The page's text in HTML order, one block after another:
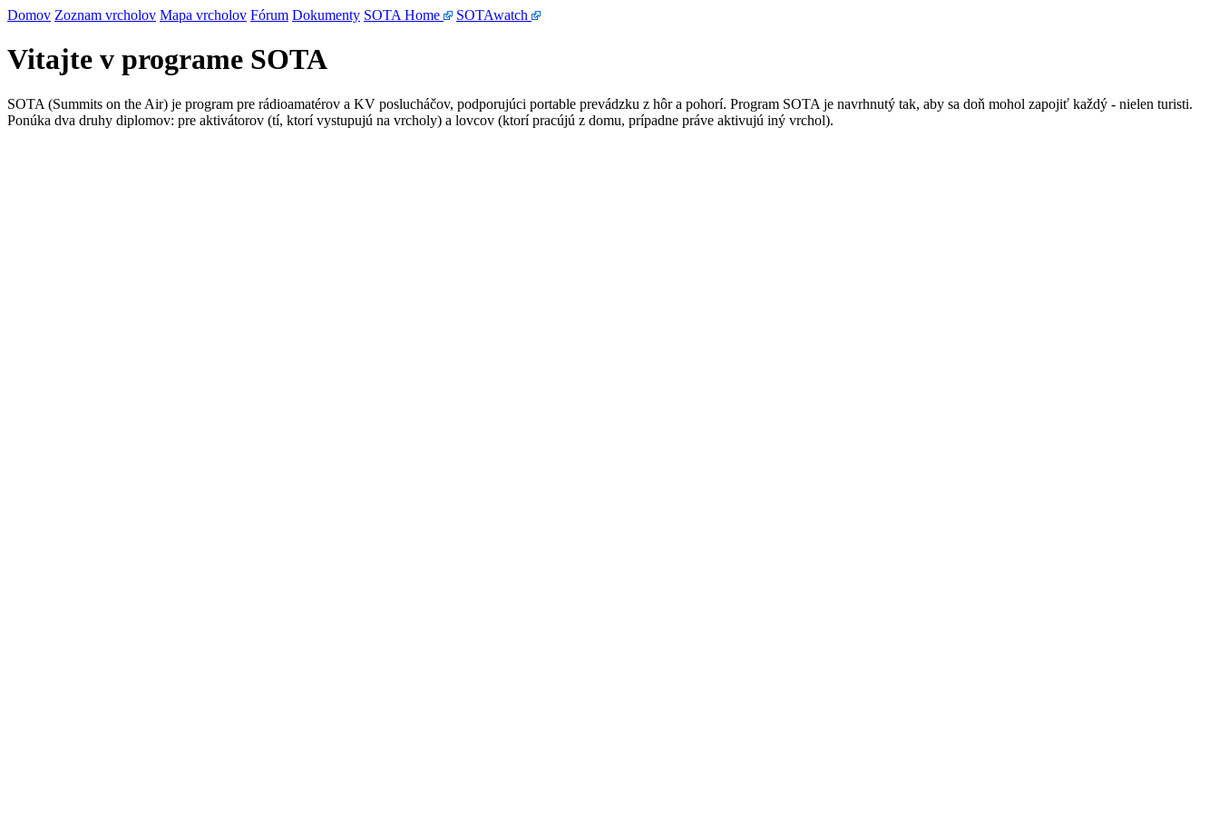
Domov Zoznam vrcholov Mapa vrcholov Fórum Dokumenty SOTA Home SOTAwatch
Vitajte v programe SOTA
SOTA (Summits on the Air) je program pre rádioamatérov a KV poslucháčov, podporujúci portable prevádzku z hôr a pohorí. Program SOTA je navrhnutý tak, aby sa doň mohol zapojiť každý - nielen turisti.
Ponúka dva druhy diplomov: pre aktivátorov (tí, ktorí vystupujú na vrcholy) a lovcov (ktorí pracújú z domu, prípadne práve aktivujú iný vrchol).